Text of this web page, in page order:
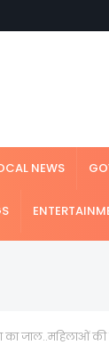
NEWS
का जाल..महिलाओं